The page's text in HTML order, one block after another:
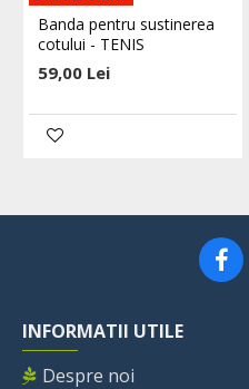
Banda pentru sustinerea
cotului - TENIS
59,00 Lei
INFORMATII UTILE
Despre noi